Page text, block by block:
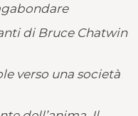
di Bruce Chatwin
verso una società